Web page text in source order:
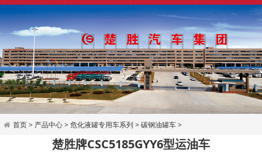
首页> 产品中心>危化液罐专用车系列>碳钢油罐车>
楚胜牌CSC5185GYY6型运油车